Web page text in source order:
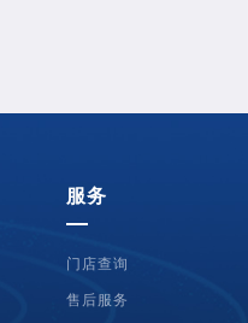
服务
门店查询
售后服务